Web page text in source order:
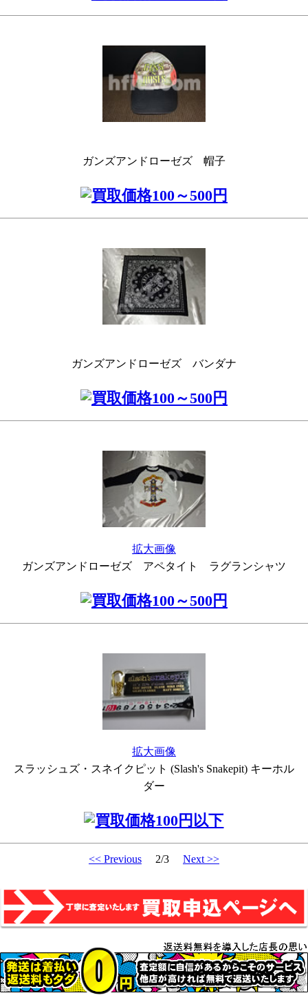
ガンズアンドローゼズ 帽子
ガンズアンドローゼズ バンダナ
拡大画像
ガンズアンドローゼズ アペタイト ラグランシャツ
拡大画像
スラッシュズ・スネイクピット (Slash's Snakepit) キーホル
ダー
<< Previous 2/3 Next >>